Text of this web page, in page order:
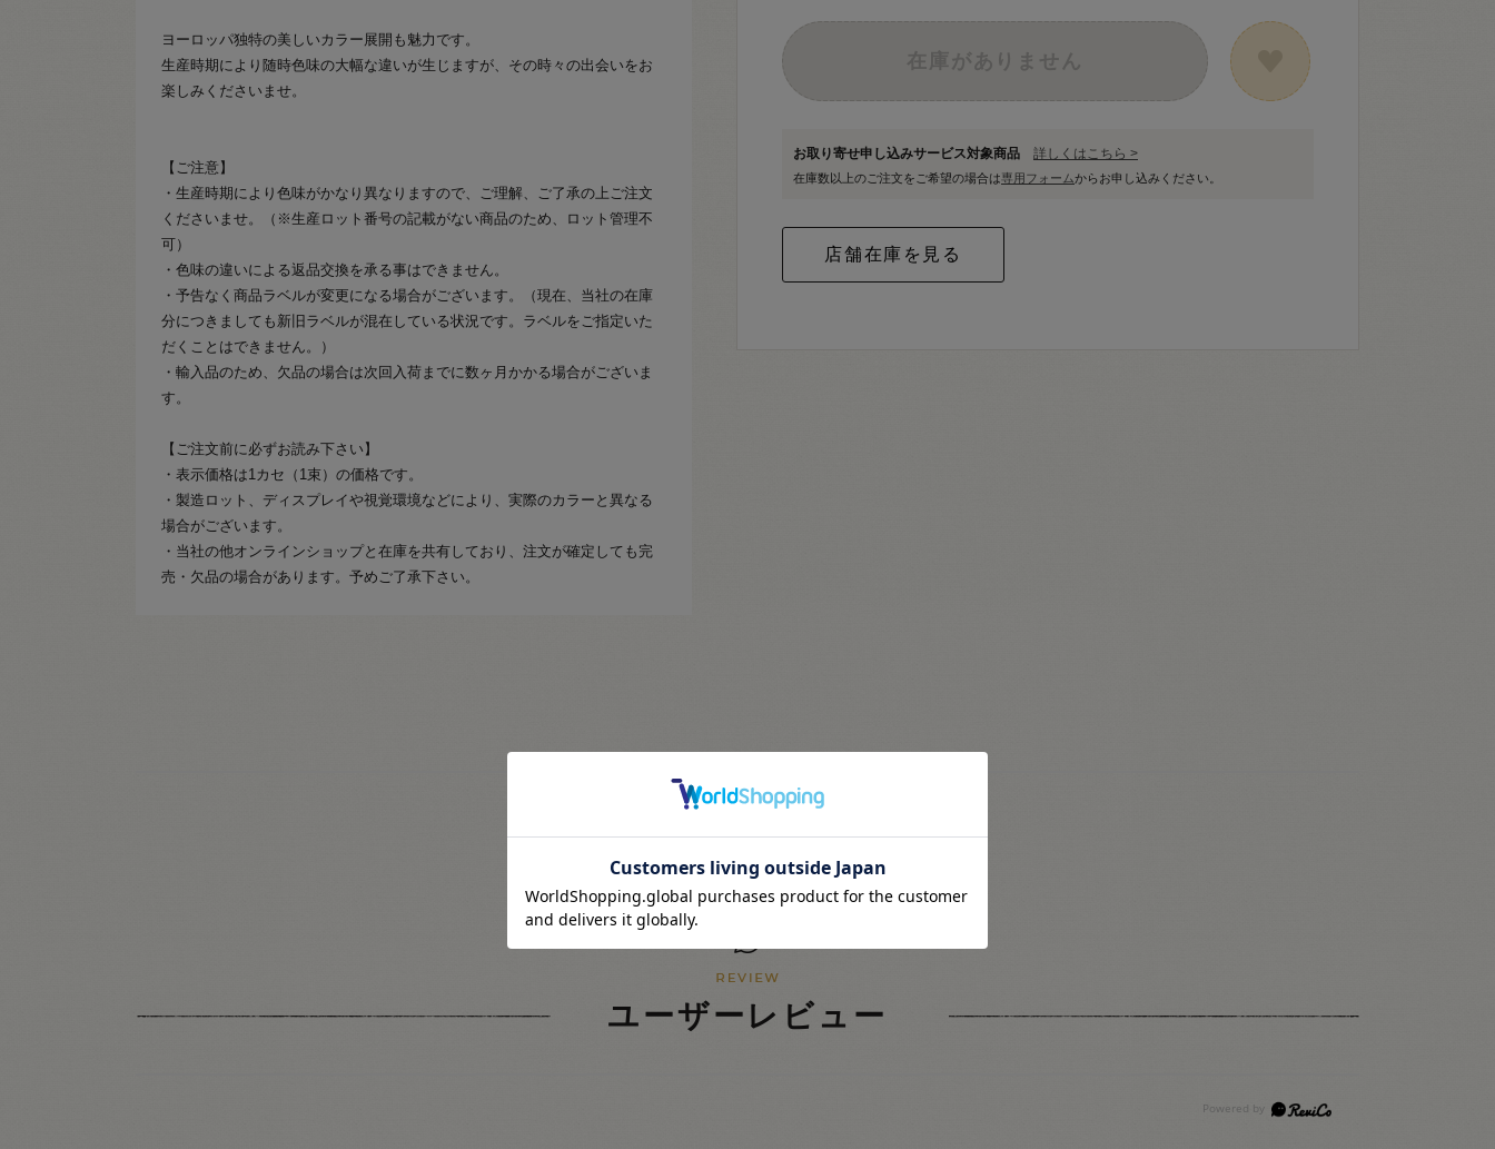
ヨーロッパ独特の美しいカラー展開も魅力です。
生産時期により随時色味の大幅な違いが生じますが、その時々の出会いをお
楽しみくださいませ。
【ご注意】
・生産時期により色味がかなり異なりますので、ご理解、ご了承の上ご注文
くださいませ。（※生産ロット番号の記載がない商品のため、ロット管理不
可）
・色味の違いによる返品交換を承る事はできません。
・予告なく商品ラベルが変更になる場合がございます。（現在、当社の在庫
分につきましても新旧ラベルが混在している状況です。ラベルをご指定いた
だくことはできません。）
・輸入品のため、欠品の場合は次回入荷までに数ヶ月かかる場合がございま
す。
【ご注文前に必ずお読み下さい】
・表示価格は1カセ（1束）の価格です。
・製造ロット、ディスプレイや視覚環境などにより、実際のカラーと異なる
場合がございます。
・当社の他オンラインショップと在庫を共有しており、注文が確定しても完
売・欠品の場合があります。予めご了承下さい。
お取り寄せ申し込みサービス対象商品 詳しくはこちら >
在庫数以上のご注文をご希望の場合は専用フォームからお申し込みください。
ユーザーレビュー